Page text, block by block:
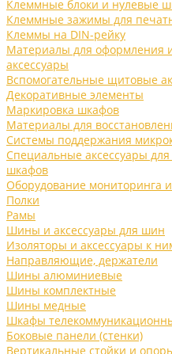
Клеммные блоки и нулевые
Клеммные зажимы для
Клеммы на DIN-рейку
Материалы для оформления
аксессуары
Вспомогательные щитовые
Декоративные элементы
Маркировка шкафов
Материалы для
Системы поддержания
Специальные аксессуары
шкафов
Оборудование мониторинга
Полки
Рамы
Шины и аксессуары для шин
Изоляторы и аксессуары к
Направляющие, держатели
Шины алюминиевые
Шины комплектные
Шины медные
Шкафы
Боковые панели (стенки)
Вертикальные стойки и